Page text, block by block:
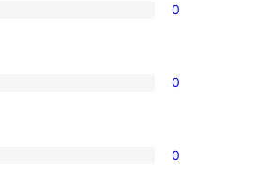
0
0
0